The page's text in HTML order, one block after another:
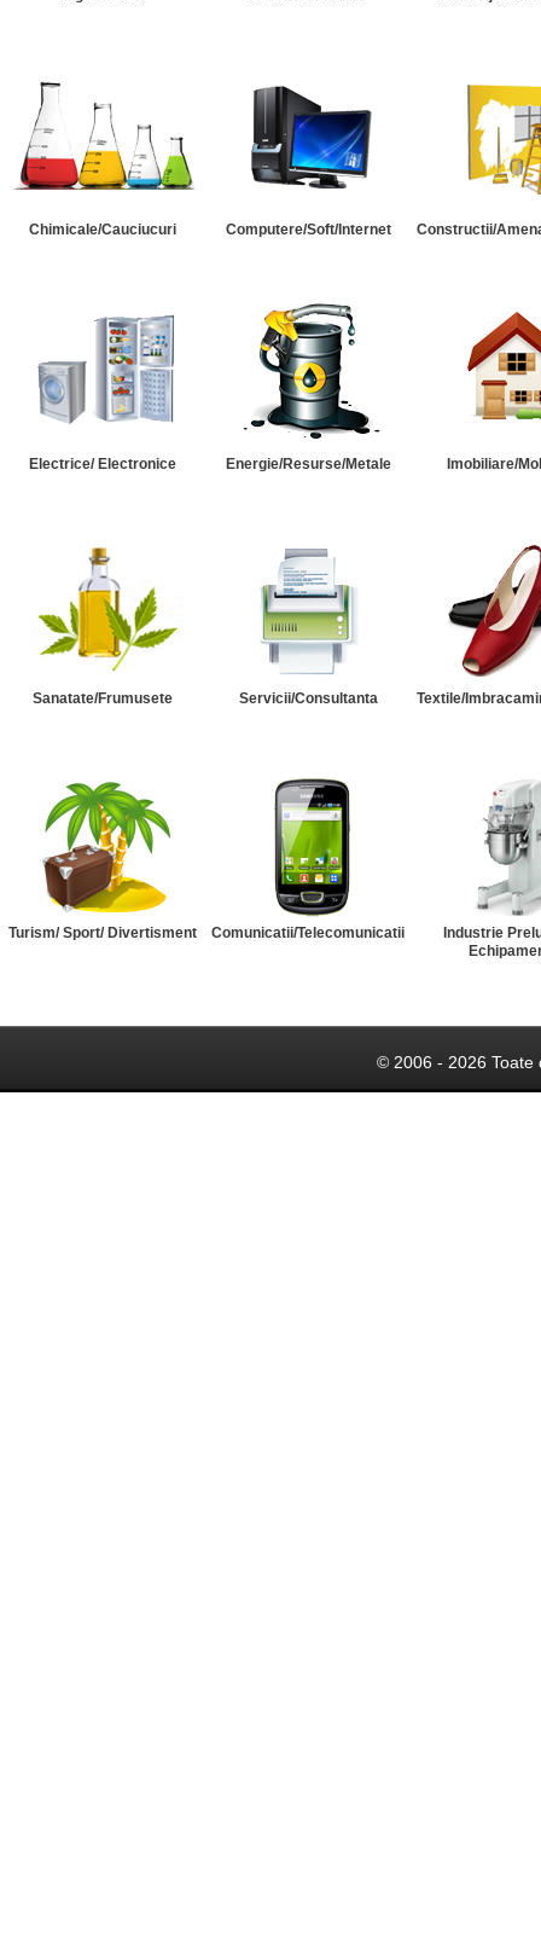
Chimicale/Cauciucuri Computere/Soft/Internet Constructii/
Electrice/ Electronice Energie/Resurse/Metale Imobiliare/
Sanatate/Frumusete Servicii/Consultanta Textile/
Turism/ Sport/ Divertisment Comunicatii/Telecomunicatii
Industrie
© 2006 - 2026